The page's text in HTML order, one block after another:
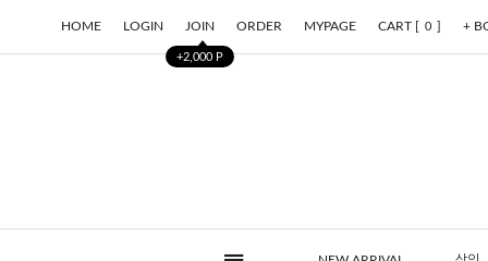
HOME LOGIN JOIN
+2,000 P
ORDER MYPAGE CART [ 0 ] +